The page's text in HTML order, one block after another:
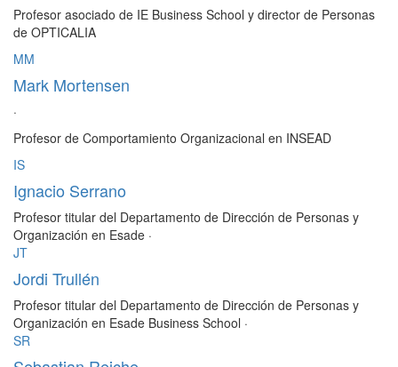
Profesor asociado de IE Business School y director de Personas
de OPTICALIA
MM
Mark Mortensen
·
Profesor de Comportamiento Organizacional en INSEAD
IS
Ignacio Serrano
Profesor titular del Departamento de Dirección de Personas y
Organización en Esade ·
JT
Jordi Trullén
Profesor titular del Departamento de Dirección de Personas y
Organización en Esade Business School ·
SR